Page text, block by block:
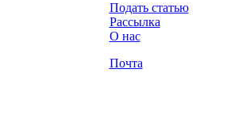
Подать статью
Рассылка
О нас
Почта